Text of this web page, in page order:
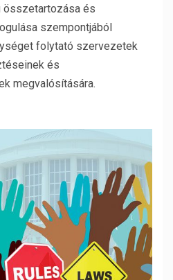
összetartozása és
szempontjából
folytató szervezetek
és
megvalósítására.